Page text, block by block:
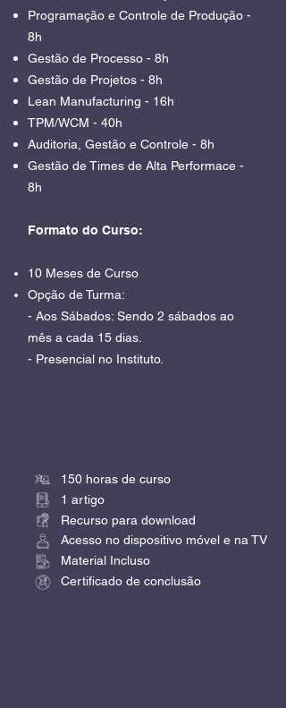
Programação e Controle de Produção -
8h
Gestão de Processo - 8h
Gestão de Projetos - 8h
Lean Manufacturing - 16h
TPM/WCM - 40h
Auditoria, Gestão e Controle - 8h
Gestão de Times de Alta Performace -
8h
Formato do Curso:
10 Meses de Curso
Opção de Turma:
- Aos Sábados: Sendo 2 sábados ao
mês a cada 15 dias.
- Presencial no Instituto.
150 horas de curso
1 artigo
Recurso para download
Acesso no dispositivo móvel e na TV
Material Incluso
Certificado de conclusão